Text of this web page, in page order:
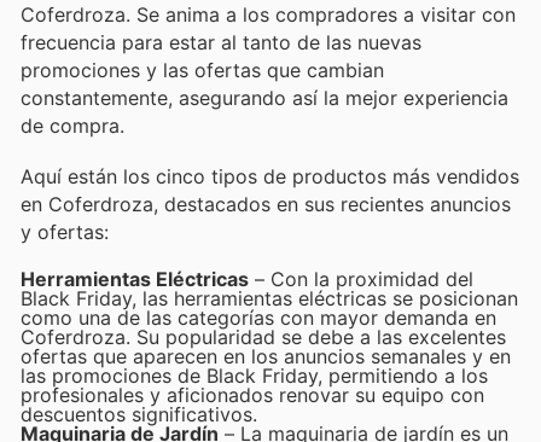
Coferdroza. Se anima a los compradores a visitar con
frecuencia para estar al tanto de las nuevas
promociones y las ofertas que cambian
constantemente, asegurando así la mejor experiencia
de compra.
Aquí están los cinco tipos de productos más vendidos
en Coferdroza, destacados en sus recientes anuncios
y ofertas:
Herramientas Eléctricas – Con la proximidad del
Black Friday, las herramientas eléctricas se posicionan
como una de las categorías con mayor demanda en
Coferdroza. Su popularidad se debe a las excelentes
ofertas que aparecen en los anuncios semanales y en
las promociones de Black Friday, permitiendo a los
profesionales y aficionados renovar su equipo con
descuentos significativos.
Maquinaria de Jardín – La maquinaria de jardín es un